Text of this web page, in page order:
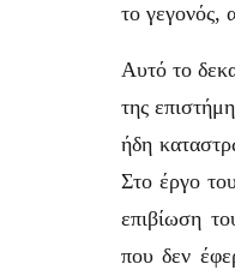
το γεγονός,
Αυτό το
της
ήδη
Στο έργο
επιβίωση
που δεν